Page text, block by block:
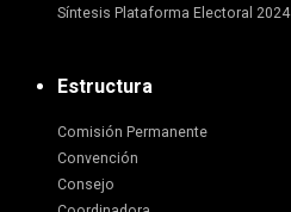
Síntesis Plataforma Electoral 2024
Estructura
Comisión Permanente
Convención
Consejo